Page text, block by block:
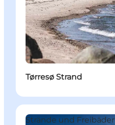
Tørresø Strand
Strände und Freibäder